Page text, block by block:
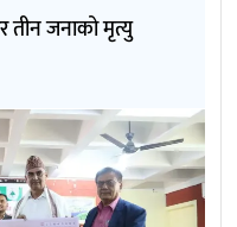
तीन जनाको मृत्यु